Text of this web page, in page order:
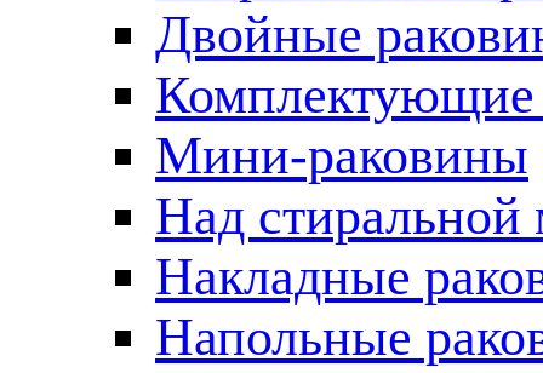
Двойные
Комплектующие
Мини-раковины
Над
Накладные
Напольные